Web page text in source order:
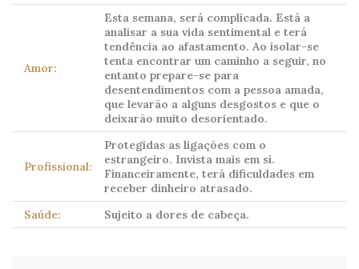
Amor:
Esta semana, será complicada. Está a
analisar a sua vida sentimental e terá
tendência ao afastamento. Ao isolar-se
tenta encontrar um caminho a seguir, no
entanto prepare-se para
desentendimentos com a pessoa amada,
que levarão a alguns desgostos e que o
deixarão muito desorientado.
Profissional:
Protegidas as ligações com o
estrangeiro. Invista mais em si.
Financeiramente, terá dificuldades em
receber dinheiro atrasado.
Saúde:
Sujeito a dores de cabeça.